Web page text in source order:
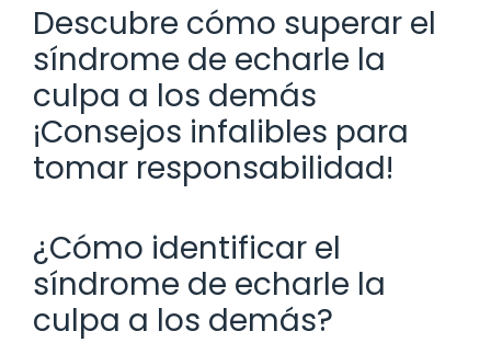
Descubre cómo superar el
síndrome de echarle la
culpa a los demás
¡Consejos infalibles para
tomar responsabilidad!
¿Cómo identificar el
síndrome de echarle la
culpa a los demás?